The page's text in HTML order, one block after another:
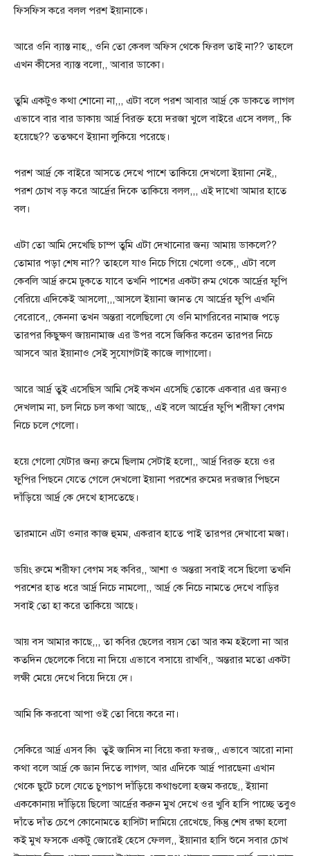
ফিসফিস করে বলল পরশ ইয়ানাকে।
আরে ওনি ব্যাস্ত নাহ,, ওনি তো কেবল অফিস থেকে ফিরল তাই না?? তাহলে
এখন কীসের ব্যাস্ত বলো,, আবার ডাকো।
তুমি একটুও কথা শোনো না,,, এটা বলে পরশ আবার আর্দ্র কে ডাকতে লাগল
এভাবে বার বার ডাকায় আর্দ্র বিরক্ত হয়ে দরজা খুলে বাইরে এসে বলল,, কি
হয়েছে?? ততক্ষণে ইয়ানা লুকিয়ে পরেছে।
পরশ আর্দ্র কে বাইরে আসতে দেখে পাশে তাকিয়ে দেখলো ইয়ানা নেই,,
পরশ চোখ বড় করে আর্দ্রের দিকে তাকিয়ে বলল,,, এই দাখো আমার হাতে
বল।
এটা তো আমি দেখেছি চাম্প তুমি এটা দেখানোর জন্য আমায় ডাকলে??
তোমার পড়া শেষ না?? তাহলে যাও নিচে গিয়ে খেলো ওকে,, এটা বলে
কেবলি আর্দ্র রুমে ঢুকতে যাবে তখনি পাশের একটা রুম থেকে আর্দ্রের ফুপি
বেরিয়ে এদিকেই আসলো,,,আসলে ইয়ানা জানত যে আর্দ্রের ফুপি এখনি
বেরোবে,, কেননা তখন অন্তরা বলেছিলো যে ওনি মাগরিবের নামাজ পড়ে
তারপর কিছুক্ষণ জায়নামাজ এর উপর বসে জিকির করেন তারপর নিচে
আসবে আর ইয়ানাও সেই সুযোগটাই কাজে লাগালো।
আরে আর্দ্র তুই এসেছিস আমি সেই কখন এসেছি তোকে একবার এর জন্যও
দেখলাম না, চল নিচে চল কথা আছে,, এই বলে আর্দ্রের ফুপি শরীফা বেগম
নিচে চলে গেলো।
হয়ে গেলো যেটার জন্য রুমে ছিলাম সেটাই হলো,, আর্দ্র বিরক্ত হয়ে ওর
ফুপির পিছনে যেতে গেলে দেখলো ইয়ানা পরশের রুমের দরজার পিছনে
দাঁড়িয়ে আর্দ্র কে দেখে হাসতেছে।
তারমানে এটা ওনার কাজ হুমম, একরাব হাতে পাই তারপর দেখাবো মজা।
ডয়িং রুমে শরীফা বেগম সহ কবির,, আশা ও অন্তরা সবাই বসে ছিলো তখনি
পরশের হাত ধরে আর্দ্র নিচে নামলো,, আর্দ্র কে নিচে নামতে দেখে বাড়ির
সবাই তো হা করে তাকিয়ে আছে।
আয় বস আমার কাছে,,, তা কবির ছেলের বয়স তো আর কম হইলো না আর
কতদিন ছেলেকে বিয়ে না দিয়ে এভাবে বসায়ে রাখবি,, অন্তরার মতো একটা
লক্ষী মেয়ে দেখে বিয়ে দিয়ে দে।
আমি কি করবো আপা ওই তো বিয়ে করে না।
সেকিরে আর্দ্র এসব কি৷ তুই জানিস না বিয়ে করা ফরজ,, এভাবে আরো নানা
কথা বলে আর্দ্র কে জ্ঞান দিতে লাগল, আর এদিকে আর্দ্র পারছেনা এখান
থেকে ছুটে চলে যেতে চুপচাপ দাঁড়িয়ে কথাগুলো হজম করছে,, ইয়ানা
এককোনায় দাঁড়িয়ে ছিলো আর্দ্রের করুন মুখ দেখে ওর খুবি হাসি পাচ্ছে তবুও
দাঁতে দাঁত চেপে কোনোমতে হাসিটা দামিয়ে রেখেছে, কিন্তু শেষ রক্ষা হলো
কই মুখ ফসকে একটু জোরেই হেসে ফেলল,, ইয়ানার হাসি শুনে সবার চোখ